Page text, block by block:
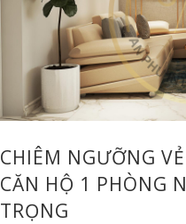
CHIÊM NGƯỠNG
CĂN HỘ 1 PHÒNG
TRỌNG